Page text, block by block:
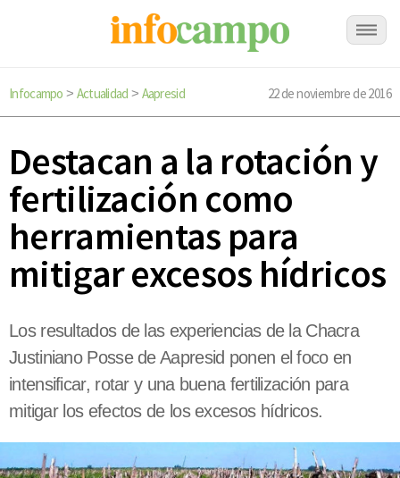
Infocampo > Actualidad > Aapresid 22 de noviembre de 2016
Destacan a la rotación y
fertilización como
herramientas para
mitigar excesos hídricos
Los resultados de las experiencias de la Chacra
Justiniano Posse de Aapresid ponen el foco en
intensificar, rotar y una buena fertilización para
mitigar los efectos de los excesos hídricos.